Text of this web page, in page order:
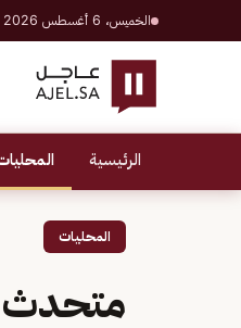
الخميس، 6 أغسطس 2026 · 23 صفر 1448 هـ
الرئيسية
المحليات
متحدث